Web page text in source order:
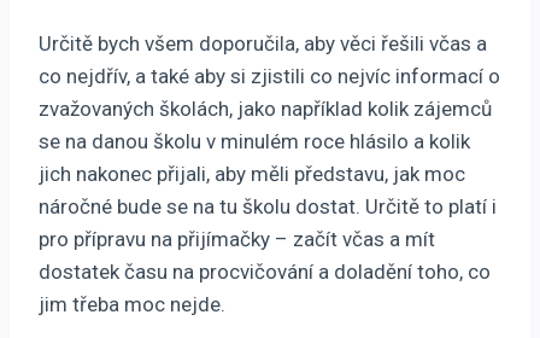
Určitě bych všem doporučila, aby věci řešili včas a
co nejdřív, a také aby si zjistili co nejvíc informací o
zvažovaných školách, jako například kolik zájemců
se na danou školu v minulém roce hlásilo a kolik
jich nakonec přijali, aby měli představu, jak moc
náročné bude se na tu školu dostat. Určitě to platí i
pro přípravu na přijímačky – začít včas a mít
dostatek času na procvičování a doladění toho, co
jim třeba moc nejde.